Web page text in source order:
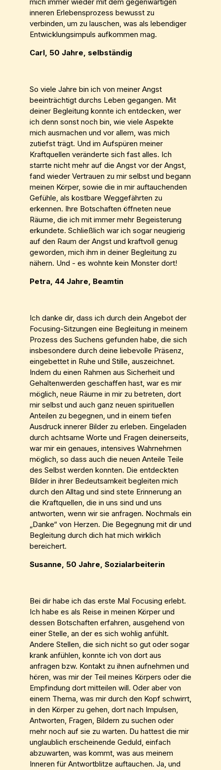
inneren Erlebensprozess bewusst zu
verbinden, um zu lauschen, was als lebendiger
Entwicklungsimpuls aufkommen mag.
Carl, 50 Jahre, selbständig
So viele Jahre bin ich von meiner Angst
beeinträchtigt durchs Leben gegangen. Mit
deiner Begleitung konnte ich entdecken, wer
ich denn sonst noch bin, wie viele Aspekte
mich ausmachen und vor allem, was mich
zutiefst trägt. Und im Aufspüren meiner
Kraftquellen veränderte sich fast alles. Ich
starrte nicht mehr auf die Angst vor der Angst,
fand wieder Vertrauen zu mir selbst und begann
meinen Körper, sowie die in mir auftauchenden
Gefühle, als kostbare Weggefährten zu
erkennen. Ihre Botschaften öffneten neue
Räume, die ich mit immer mehr Begeisterung
erkundete. Schließlich war ich sogar neugierig
auf den Raum der Angst und kraftvoll genug
geworden, mich ihm in deiner Begleitung zu
nähern. Und - es wohnte kein Monster dort!
Petra, 44 Jahre, Beamtin
Ich danke dir, dass ich durch dein Angebot der
Focusing-Sitzungen eine Begleitung in meinem
Prozess des Suchens gefunden habe, die sich
insbesondere durch deine liebevolle Präsenz,
eingebettet in Ruhe und Stille, auszeichnet.
Indem du einen Rahmen aus Sicherheit und
Gehaltenwerden geschaffen hast, war es mir
möglich, neue Räume in mir zu betreten, dort
mir selbst und auch ganz neuen spirituellen
Anteilen zu begegnen, und in einem tiefen
Ausdruck innerer Bilder zu erleben. Eingeladen
durch achtsame Worte und Fragen deinerseits,
war mir ein genaues, intensives Wahrnehmen
möglich, so dass auch die neuen Anteile Teile
des Selbst werden konnten. Die entdeckten
Bilder in ihrer Bedeutsamkeit begleiten mich
durch den Alltag und sind stete Erinnerung an
die Kraftquellen, die in uns sind und uns
antworten, wenn wir sie anfragen. Nochmals ein
„Danke“ von Herzen. Die Begegnung mit dir und
Begleitung durch dich hat mich wirklich
bereichert.
Susanne, 50 Jahre, Sozialarbeiterin
Bei dir habe ich das erste Mal Focusing erlebt.
Ich habe es als Reise in meinen Körper und
dessen Botschaften erfahren, ausgehend von
einer Stelle, an der es sich wohlig anfühlt.
Andere Stellen, die sich nicht so gut oder sogar
krank anfühlen, konnte ich von dort aus
anfragen bzw. Kontakt zu ihnen aufnehmen und
hören, was mir der Teil meines Körpers oder die
Empfindung dort mitteilen will. Oder aber von
einem Thema, was mir durch den Kopf schwirrt,
in den Körper zu gehen, dort nach Impulsen,
Antworten, Fragen, Bildern zu suchen oder
mehr noch auf sie zu warten. Du hattest die mir
unglaublich erscheinende Geduld, einfach
abzuwarten, was kommt, was aus meinem
Inneren für Antwortblitze auftauchen. Ja, und